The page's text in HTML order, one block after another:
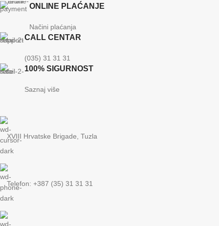
ONLINE PLAĆANJE
Načini plaćanja
CALL CENTAR
(035) 31 31 31
100% SIGURNOST
Saznaj više
XVIII Hrvatske Brigade, Tuzla
Telefon: +387 (35) 31 31 31